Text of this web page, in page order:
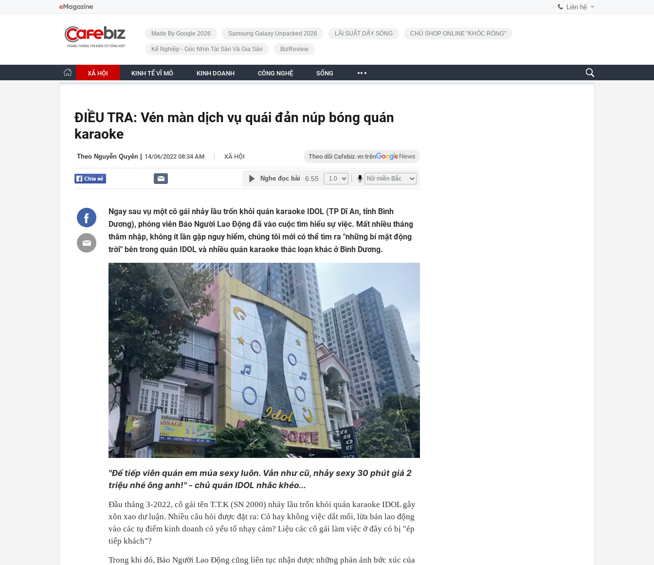
Liên hệ
CafeBiz - Trang chủ
Made By Google 2026 Samsung Galaxy Unpacked 2026 LÃI SUẤT DẬY SÓNG CHỦ SHOP ONLINE "KHÓC RÒNG"
Kế Nghiệp - Góc Nhìn Tài Sản Và Gia Sản BizReview
XÃ HỘI KINH TẾ VĨ MÔ KINH DOANH CÔNG NGHỆ SỐNG
ĐIỀU TRA: Vén màn dịch vụ quái đản núp bóng quán
karaoke
Theo Nguyễn Quyên 14/06/2022 08:34 AM | XÃ HỘI Theo dõi Cafebiz.vn trên
Nghe đọc bài 6:55
Ngay sau vụ một cô gái nhảy lầu trốn khỏi quán karaoke IDOL (TP Dĩ An, tỉnh Bình
Dương), phóng viên Báo Người Lao Động đã vào cuộc tìm hiểu sự việc. Mất nhiều tháng
thâm nhập, không ít lần gặp nguy hiểm, chúng tôi mới có thể tìm ra "những bí mật động
trời" bên trong quán IDOL và nhiều quán karaoke thác loạn khác ở Bình Dương.
"Để tiếp viên quán em múa sexy luôn. Vẫn như cũ, nhảy sexy 30 phút giá 2
triệu nhé ông anh!" - chủ quán IDOL nhắc khéo...
Đầu tháng 3-2022, cô gái tên T.T.K (SN 2000) nhảy lầu trốn khỏi quán karaoke IDOL gây
xôn xao dư luận. Nhiều câu hỏi được đặt ra: Có hay không việc dắt mối, lừa bán lao động
vào các tụ điểm kinh doanh có yếu tố nhạy cảm? Liệu các cô gái làm việc ở đây có bị "ép
tiếp khách"?
Trong khi đó, Báo Người Lao Động cũng liên tục nhận được những phản ánh bức xúc của